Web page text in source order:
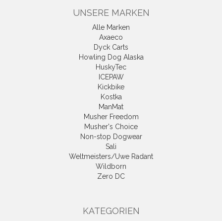
UNSERE MARKEN
Alle Marken
Axaeco
Dyck Carts
Howling Dog Alaska
HuskyTec
ICEPAW
Kickbike
Kostka
ManMat
Musher Freedom
Musher's Choice
Non-stop Dogwear
Sali
Weltmeisters/Uwe Radant
Wildborn
Zero DC
KATEGORIEN